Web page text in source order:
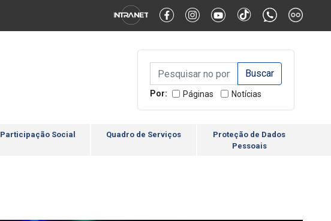
Alternar Alto Contraste Alternar Tamanho da Fonte
Campo de Busca de
Campo de Busca de informaçõesEnviar a Busca
Por: Páginas Notícias
Participação Social Quadro de Serviços
Proteção de Dados
Pessoais